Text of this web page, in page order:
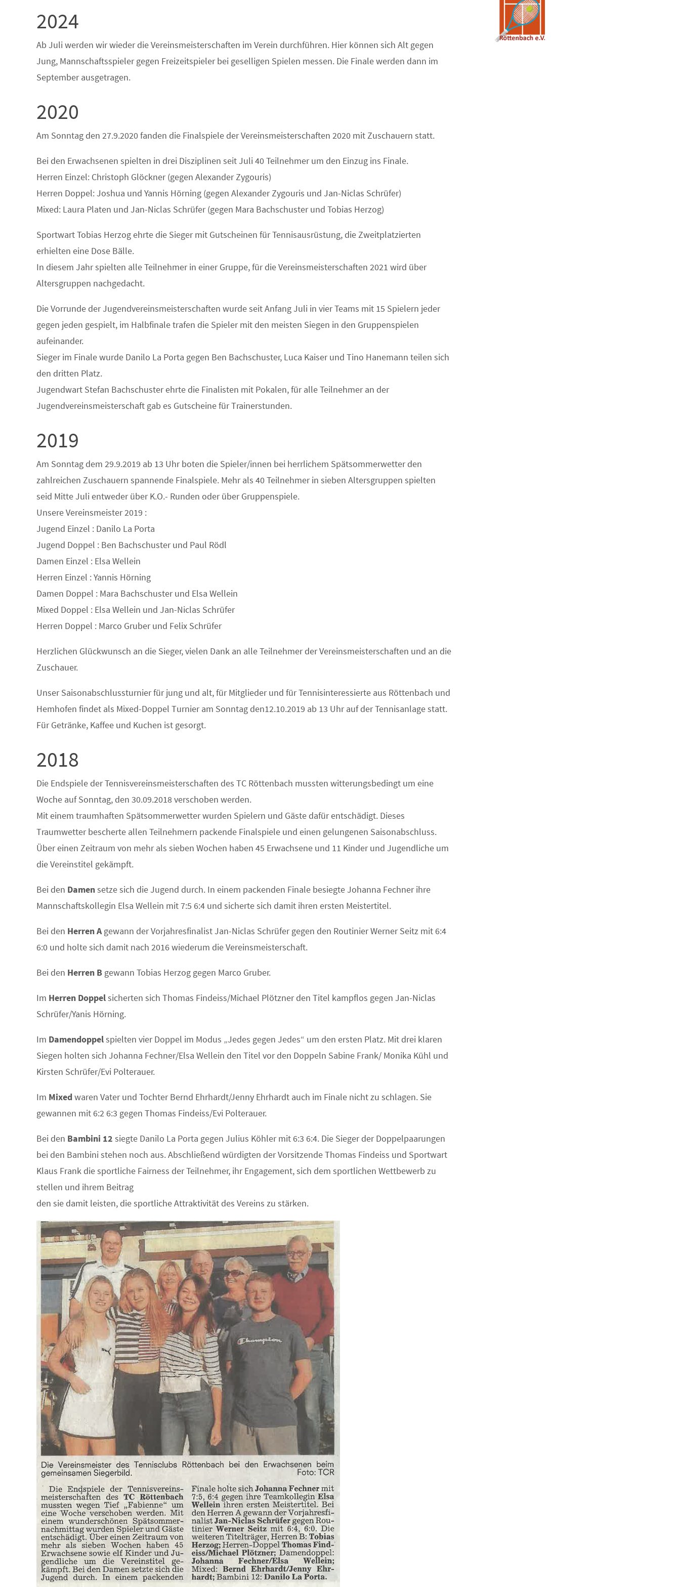
2024
Ab Juli werden wir wieder die Vereinsmeisterschaften im Verein durchführen. Hier können sich Alt gegen
Jung, Mannschaftsspieler gegen Freizeitspieler bei geselligen Spielen messen. Die Finale werden dann im
September ausgetragen.
2020
Am Sonntag den 27.9.2020 fanden die Finalspiele der Vereinsmeisterschaften 2020 mit Zuschauern statt.
Bei den Erwachsenen spielten in drei Disziplinen seit Juli 40 Teilnehmer um den Einzug ins Finale.
Herren Einzel: Christoph Glöckner (gegen Alexander Zygouris)
Herren Doppel: Joshua und Yannis Hörning (gegen Alexander Zygouris und Jan-Niclas Schrüfer)
Mixed: Laura Platen und Jan-Niclas Schrüfer (gegen Mara Bachschuster und Tobias Herzog)
Sportwart Tobias Herzog ehrte die Sieger mit Gutscheinen für Tennisausrüstung, die Zweitplatzierten
erhielten eine Dose Bälle.
In diesem Jahr spielten alle Teilnehmer in einer Gruppe, für die Vereinsmeisterschaften 2021 wird über
Altersgruppen nachgedacht.
Die Vorrunde der Jugendvereinsmeisterschaften wurde seit Anfang Juli in vier Teams mit 15 Spielern jeder
gegen jeden gespielt, im Halbfinale trafen die Spieler mit den meisten Siegen in den Gruppenspielen
aufeinander.
Sieger im Finale wurde Danilo La Porta gegen Ben Bachschuster, Luca Kaiser und Tino Hanemann teilen sich
den dritten Platz.
Jugendwart Stefan Bachschuster ehrte die Finalisten mit Pokalen, für alle Teilnehmer an der
Jugendvereinsmeisterschaft gab es Gutscheine für Trainerstunden.
2019
Am Sonntag dem 29.9.2019 ab 13 Uhr boten die Spieler/innen bei herrlichem Spätsommerwetter den
zahlreichen Zuschauern spannende Finalspiele. Mehr als 40 Teilnehmer in sieben Altersgruppen spielten
seid Mitte Juli entweder über K.O.- Runden oder über Gruppenspiele.
Unsere Vereinsmeister 2019 :
Jugend Einzel : Danilo La Porta
Jugend Doppel : Ben Bachschuster und Paul Rödl
Damen Einzel : Elsa Wellein
Herren Einzel : Yannis Hörning
Damen Doppel : Mara Bachschuster und Elsa Wellein
Mixed Doppel : Elsa Wellein und Jan-Niclas Schrüfer
Herren Doppel : Marco Gruber und Felix Schrüfer
Herzlichen Glückwunsch an die Sieger, vielen Dank an alle Teilnehmer der Vereinsmeisterschaften und an die
Zuschauer.
Unser Saisonabschlussturnier für jung und alt, für Mitglieder und für Tennisinteressierte aus Röttenbach und
Hemhofen findet als Mixed-Doppel Turnier am Sonntag den12.10.2019 ab 13 Uhr auf der Tennisanlage statt.
Für Getränke, Kaffee und Kuchen ist gesorgt.
2018
Die Endspiele der Tennisvereinsmeisterschaften des TC Röttenbach mussten witterungsbedingt um eine
Woche auf Sonntag, den 30.09.2018 verschoben werden.
Mit einem traumhaften Spätsommerwetter wurden Spielern und Gäste dafür entschädigt. Dieses
Traumwetter bescherte allen Teilnehmern packende Finalspiele und einen gelungenen Saisonabschluss.
Über einen Zeitraum von mehr als sieben Wochen haben 45 Erwachsene und 11 Kinder und Jugendliche um
die Vereinstitel gekämpft.
Bei den Damensetze sich die Jugend durch. In einem packenden Finale besiegte Johanna Fechner ihre
Mannschaftskollegin Elsa Wellein mit 7:5 6:4 und sicherte sich damit ihren ersten Meistertitel.
Bei den Herren Agewann der Vorjahresfinalist Jan-Niclas Schrüfer gegen den Routinier Werner Seitz mit 6:4
6:0 und holte sich damit nach 2016 wiederum die Vereinsmeisterschaft.
Bei den Herren B gewann Tobias Herzog gegen Marco Gruber.
Im Herren Doppelsicherten sich Thomas Findeiss/Michael Plötzner den Titel kampflos gegen Jan-Niclas
Schrüfer/Yanis Hörning.
Im Damendoppelspielten vier Doppel im Modus „Jedes gegen Jedes“ um den ersten Platz. Mit drei klaren
Siegen holten sich Johanna Fechner/Elsa Wellein den Titel vor den Doppeln Sabine Frank/ Monika Kühl und
Kirsten Schrüfer/Evi Polterauer.
Im Mixedwaren Vater und Tochter Bernd Ehrhardt/Jenny Ehrhardt auch im Finale nicht zu schlagen. Sie
gewannen mit 6:2 6:3 gegen Thomas Findeiss/Evi Polterauer.
Bei den Bambini 12 siegte Danilo La Porta gegen Julius Köhler mit 6:3 6:4. Die Sieger der Doppelpaarungen
bei den Bambini stehen noch aus. Abschließend würdigten der Vorsitzende Thomas Findeiss und Sportwart
Klaus Frank die sportliche Fairness der Teilnehmer, ihr Engagement, sich dem sportlichen Wettbewerb zu
stellen und ihrem Beitrag
den sie damit leisten, die sportliche Attraktivität des Vereins zu stärken.